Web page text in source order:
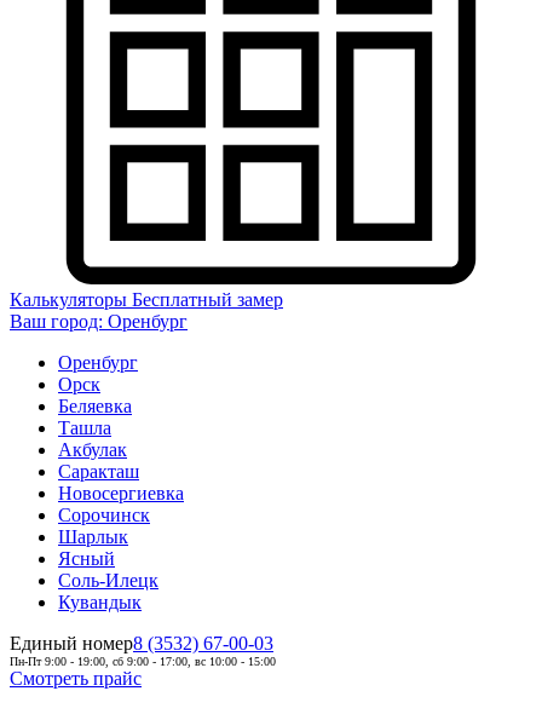
Калькуляторы Бесплатный замер
Ваш город: Оренбург
Оренбург
Орск
Беляевка
Ташла
Акбулак
Саракташ
Новосергиевка
Сорочинск
Шарлык
Ясный
Соль-Илецк
Кувандык
Единый номер8 (3532) 67-00-03
Пн-Пт 9:00 - 19:00, сб 9:00 - 17:00, вс 10:00 - 15:00
Смотреть прайс